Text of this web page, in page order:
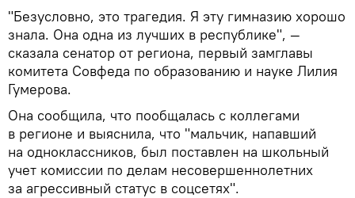
"Безусловно, это трагедия. Я эту гимназию хорошо
знала. Она одна из лучших в республике", —
сказала сенатор от региона, первый замглавы
комитета Совфеда по образованию и науке Лилия
Гумерова.
Она сообщила, что пообщалась с коллегами
в регионе и выяснила, что "мальчик, напавший
на одноклассников, был поставлен на школьный
учет комиссии по делам несовершеннолетних
за агрессивный статус в соцсетях".